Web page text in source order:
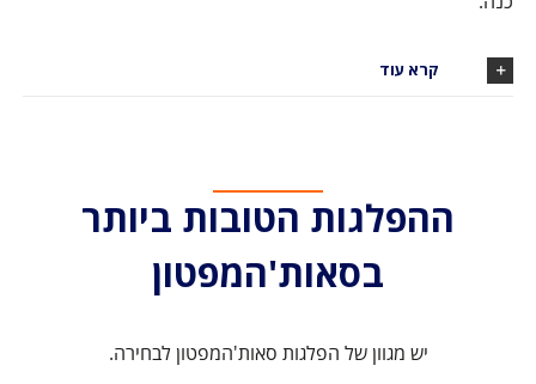
קרא עוד
ההפלגות הטובות ביותר
בסאות'המפטון
יש מגוון של הפלגות סאות'המפטון לבחירה.